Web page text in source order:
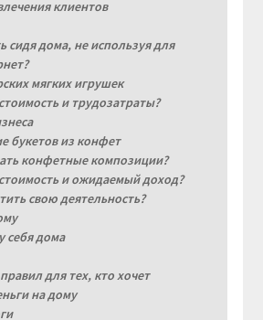
клиентов
сидя дома, не используя для
мягких игрушек
и трудозатраты?
букетов из конфет
конфетные композиции?
и ожидаемый доход?
свою деятельность?
себя дома
для тех, кто хочет
на дому